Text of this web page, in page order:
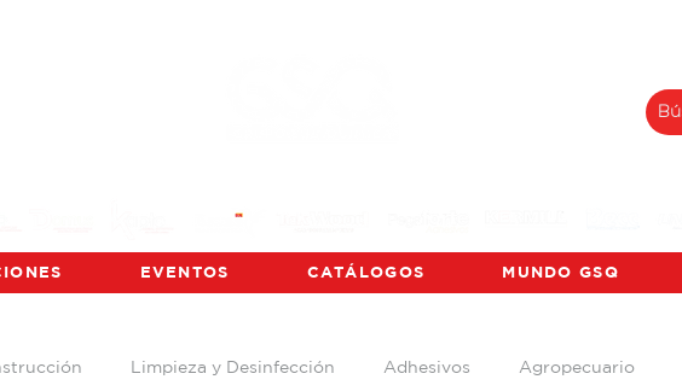
EVENTOS CATÁLOGOS MUNDO GSQ
Limpieza y Desinfección Adhesivos Agropecuario